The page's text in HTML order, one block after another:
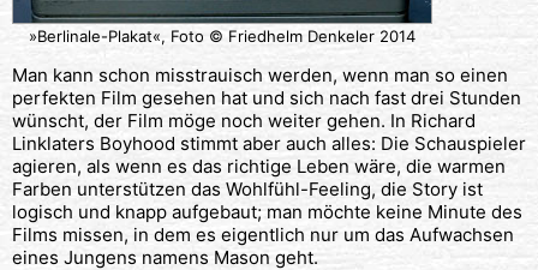
»Berlinale-Plakat«, Foto © Friedhelm Denkeler 2014
Man kann schon misstrauisch werden, wenn man so einen
perfekten Film gesehen hat und sich nach fast drei Stunden
wünscht, der Film möge noch weiter gehen. In Richard
Linklaters Boyhood stimmt aber auch alles: Die Schauspieler
agieren, als wenn es das richtige Leben wäre, die warmen
Farben unterstützen das Wohlfühl-Feeling, die Story ist
logisch und knapp aufgebaut; man möchte keine Minute des
Films missen, in dem es eigentlich nur um das Aufwachsen
eines Jungens namens Mason geht.